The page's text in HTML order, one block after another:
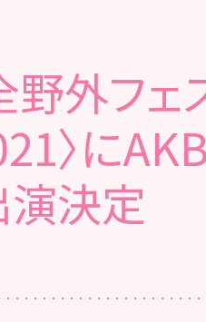
外フェ
〉に
演決定